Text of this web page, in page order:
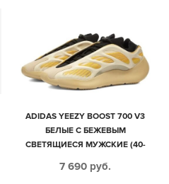
ADIDAS YEEZY BOOST 700 V3
БЕЛЫЕ С БЕЖЕВЫМ
СВЕТЯЩИЕСЯ МУЖСКИЕ (40-
7 690 руб.